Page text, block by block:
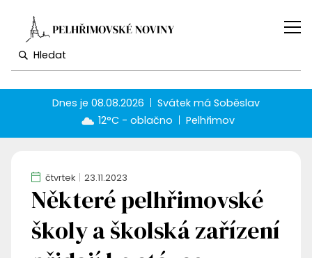
Dnes je08.08.2026 Svátek má Soběslav
12°C - oblačno
Pelhřimov
čtvrtek 23.11.2023
Některé pelhřimovské
školy a školská zařízení